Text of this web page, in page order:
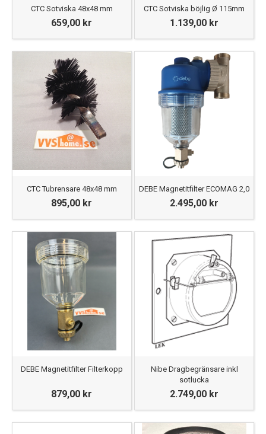
CTC Sotviska 48x48 mm
659,00 kr
CTC Sotviska böjlig Ø 115mm
1.139,00 kr
CTC Tubrensare 48x48 mm
895,00 kr
DEBE Magnetitfilter ECOMAG 2,0
2.495,00 kr
DEBE Magnetitfilter Filterkopp
879,00 kr
Nibe Dragbegränsare inkl
sotlucka
2.749,00 kr